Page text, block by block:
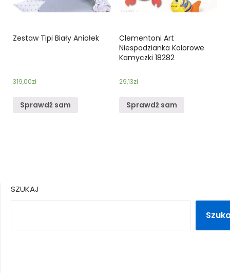
Zestaw Tipi Biały Aniołek
319,00zł
Sprawdź sam
Clementoni Art
Niespodzianka Kolorowe
Kamyczki 18282
29,13zł
Sprawdź sam
SZUKAJ